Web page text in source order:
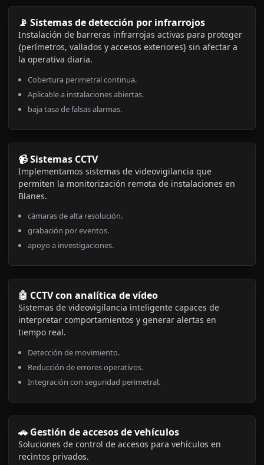
📡 Sistemas de detección por infrarrojos
Instalación de barreras infrarrojas activas para proteger
{perímetros, vallados y accesos exteriores} sin afectar a
la operativa diaria.
Cobertura perimetral continua.
Aplicable a instalaciones abiertas.
baja tasa de falsas alarmas.
📹 Sistemas CCTV
Implementamos sistemas de videovigilancia que
permiten la monitorización remota de instalaciones en
Blanes.
cámaras de alta resolución.
grabación por eventos.
apoyo a investigaciones.
🤖 CCTV con analítica de vídeo
Sistemas de videovigilancia inteligente capaces de
interpretar comportamientos y generar alertas en
tiempo real.
Detección de movimiento.
Reducción de errores operativos.
Integración con seguridad perimetral.
🚗 Gestión de accesos de vehículos
Soluciones de control de accesos para vehículos en
recintos privados.